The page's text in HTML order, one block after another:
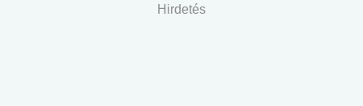
Hirdetés